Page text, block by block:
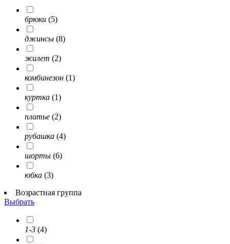
брюки (5)
джинсы (8)
жилет (2)
комбинезон (1)
куртка (1)
платье (2)
рубашка (4)
шорты (6)
юбка (3)
Возрастная группа
Выбрать
1-3 (4)